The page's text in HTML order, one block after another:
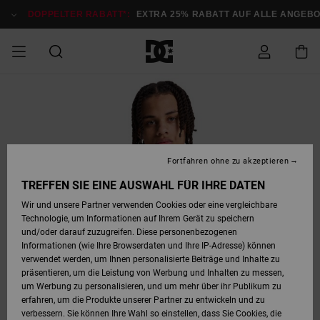
Produktinformation
DOPPELTER RABATT*: EXTRA 25% RABATT AUF ALLE
SALE MÄNNER
Accessoires
SALE SNOW
T-Shirts
Jacken &
SALE FRAUEN
SALE KINDER Sale
Sale Snow
Jacken &
Hoodies &
ESSENTIALS
Lynx
Pure
Net
Alle ansehen
HIGHLIGHTS
DC Command
Manteca
Construct
Ascend
SCHUHE Sneakers
Sandalen
Winterschuhe
Snowboard
BEKLEIDUNG
T-shirts
Hemden
Jeans
Jacken &
ACCESSOIRES
Taschen &
ESSENTIALS
Alle ansehen
HIGHLIGHTS
DC Command
Manteca
Best Sellers
SCHUHE Skate
Sandalen
Snowboard
Unisex
KLEIDUNG
Alle ansehen
KINDER
ESSENTIALS
Stag
SCHUHE
Babyschuhe
Sneakers
Alle ansehen
BEKLEIDUNG
Sweatshirts &
Hemden
ACCESSOIRES
Taschen
Alle ansehen
SKATE
SKATE SHOP
COMMUNITY
SNOW SHOP FÜR
MÄNNER
Snowboard
Winterschuhe
Polarfleece &
Softshells
FRAUEN
Alle ansehen
SNOW SHOP FÜR
KINDER
Mützen
Alle ansehen
Auf meine
Bestellung
zugreifen
Versand
Retouren
Bezahlung
Geschenkkarte
TREFFEN SIE EINE AUSWAHL FÜR IHRE DATEN
Wir und unsere Partner verwenden Cookies oder eine vergleichbare
Technologie, um Informationen auf Ihrem Gerät zu speichern
und/oder darauf zuzugreifen. Diese personenbezogenen
Informationen (wie Ihre Browserdaten und Ihre IP-Adresse) können
verwendet werden, um Ihnen personalisierte Beiträge und Inhalte zu
präsentieren, um die Leistung von Werbung und Inhalten zu messen,
um Werbung zu personalisieren, und um mehr über ihr Publikum zu
erfahren, um die Produkte unserer Partner zu entwickeln und zu
verbessern. Sie können Ihre Wahl so einstellen, dass Sie Cookies, die
Fortfahren ohne zu akzeptieren